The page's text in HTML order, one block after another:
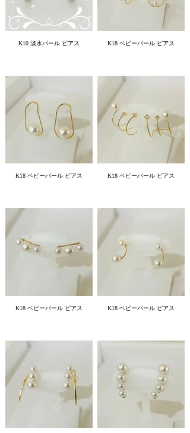
K10 淡水パール ピアス K18 ベビーパール ピアス
K18 ベビーパール ピアス K18 ベビーパール ピアス
K18 ベビーパール ピアス K18 ベビーパール ピアス